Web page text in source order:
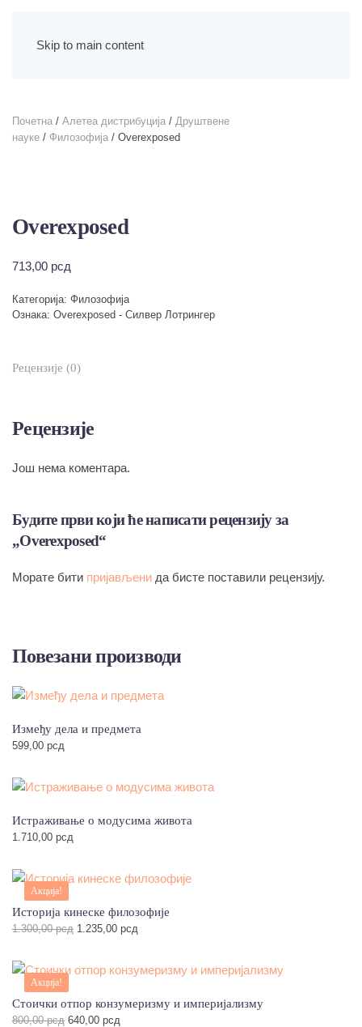
Skip to main content
Почетна / Алетеа дистрибуција / Друштвене
науке / Филозофија / Overexposed
Overexposed
713,00 рсд
Категорија: Филозофија
Ознака: Overexposed - Силвер Лотрингер
Рецензије (0)
Рецензије
Још нема коментара.
Будите први који ће написати рецензију за
„Overexposed“
Морате бити пријављени да бисте поставили рецензију.
Повезани производи
Између дела и предмета
599,00 рсд
Истраживање о модусима живота
1.710,00 рсд
Акција!
Историја кинеске филозофије
1.300,00рсд Оригинална
била:
1.235,00 рсд
1.235,00 рсд.
Акција!
Стоички отпор конзумеризму и империјализму
800,00рсд Оригинална
640,00 рсд